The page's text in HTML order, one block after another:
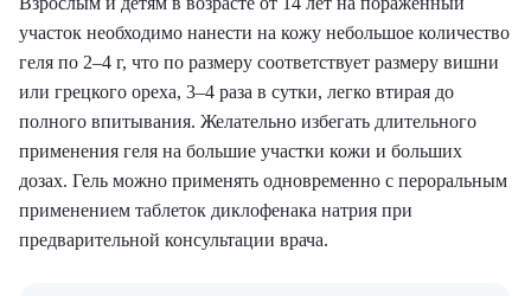
участок необходимо нанести на кожу небольшое количество
геля по 2–4 г, что по размеру соответствует размеру вишни
или грецкого ореха, 3–4 раза в сутки, легко втирая до
полного впитывания. Желательно избегать длительного
применения геля на большие участки кожи и больших
дозах. Гель можно применять одновременно с пероральным
применением таблеток диклофенака натрия при
предварительной консультации врача.